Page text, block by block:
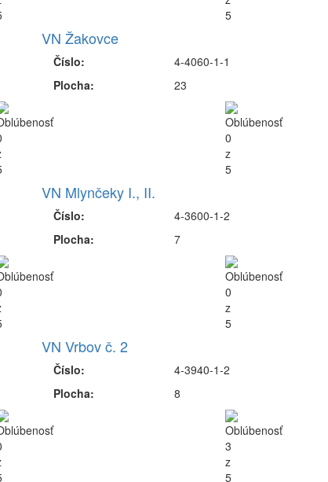
VN Žakovce
Číslo:
Plocha:
4-4060-1-1
23
VN Mlynčeky I., II.
Číslo:
Plocha:
4-3600-1-2
7
VN Vrbov č. 2
Číslo:
Plocha:
4-3940-1-2
8